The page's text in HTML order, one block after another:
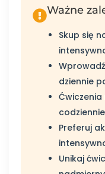
Ważne
Skup się
dziennie
Ćwiczenia
codziennie
Preferuj
Unikaj